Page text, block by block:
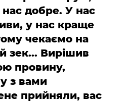
нас добре. У нас
у нас краще
чекаємо на
зек... Вирішив
провину,
з вами
прийняли, вас